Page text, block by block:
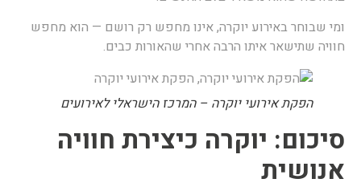
ומי שבוחר באירוע יוקרה, אינו מחפש רק רושם — הוא מחפש
חוויה שתישאר איתו הרבה אחרי שהאורות כבים.
הפקת אירועי יוקרה – המרכז הישראלי לאירועים
סיכום: יוקרה כיצירת חוויה
אנושית